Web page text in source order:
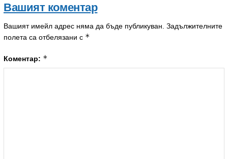
Вашият коментар
Вашият имейл адрес няма да бъде публикуван. Задължителните
полета са отбелязани с *
Коментар: *